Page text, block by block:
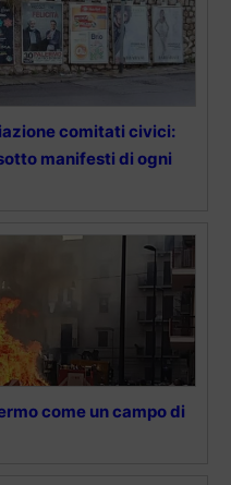
comitati civici:
manifesti di ogni
come un campo di